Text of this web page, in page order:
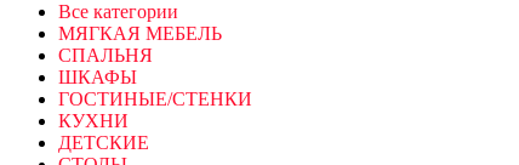
Все категории
МЯГКАЯ МЕБЕЛЬ
СПАЛЬНЯ
ШКАФЫ
ГОСТИНЫЕ/СТЕНКИ
КУХНИ
ДЕТСКИЕ